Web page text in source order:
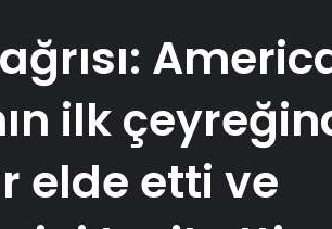
ilk
elde etti ve